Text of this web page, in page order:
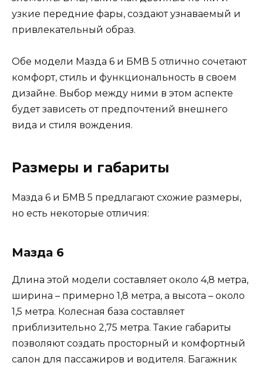
узкие передние фары, создают узнаваемый и
привлекательный образ.
Обе модели Мазда 6 и БМВ 5 отлично сочетают
комфорт, стиль и функциональность в своем
дизайне. Выбор между ними в этом аспекте
будет зависеть от предпочтений внешнего
вида и стиля вождения.
Размеры и габариты
Мазда 6 и БМВ 5 предлагают схожие размеры,
но есть некоторые отличия:
Мазда 6
Длина этой модели составляет около 4,8 метра,
ширина – примерно 1,8 метра, а высота – около
1,5 метра. Колесная база составляет
приблизительно 2,75 метра. Такие габариты
позволяют создать просторный и комфортный
салон для пассажиров и водителя. Багажник